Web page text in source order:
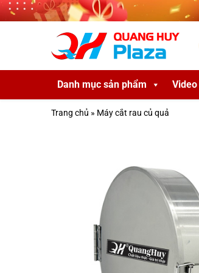
Skip to main content
Danh mục sản phẩm Video
Trang chủ » Máy cắt rau củ quả